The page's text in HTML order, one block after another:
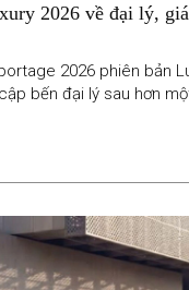
2026 về đại lý,
đầy đủ
2026 phiên bản
bến đại lý sau hơn